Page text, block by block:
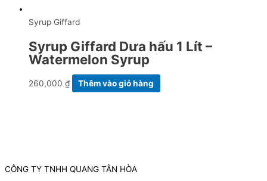
Syrup Giffard
Syrup Giffard Dưa hấu 1 Lít –
Watermelon Syrup
260,000 ₫ Thêm vào giỏ hàng
CÔNG TY TNHH QUANG TÂN HÒA